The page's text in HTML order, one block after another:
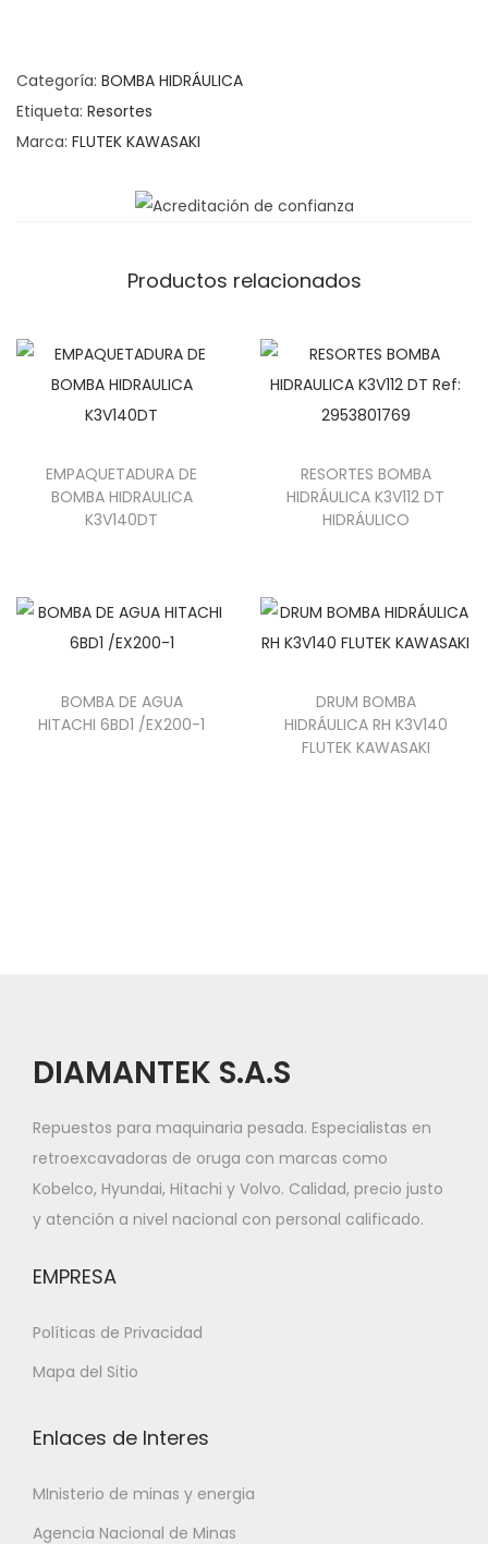
Categoría: BOMBA HIDRÁULICA
Etiqueta: Resortes
Marca: FLUTEK KAWASAKI
Productos relacionados
EMPAQUETADURA DE
BOMBA HIDRAULICA
K3V140DT
RESORTES BOMBA
HIDRÁULICA K3V112 DT
HIDRÁULICO
BOMBA DE AGUA
HITACHI 6BD1 /EX200-1
DRUM BOMBA
HIDRÁULICA RH K3V140
FLUTEK KAWASAKI
DIAMANTEK S.A.S
Repuestos para maquinaria pesada. Especialistas en
retroexcavadoras de oruga con marcas como
Kobelco, Hyundai, Hitachi y Volvo. Calidad, precio justo
y atención a nivel nacional con personal calificado.
EMPRESA
Políticas de Privacidad
Mapa del Sitio
Enlaces de Interes
MInisterio de minas y energia
Agencia Nacional de Minas